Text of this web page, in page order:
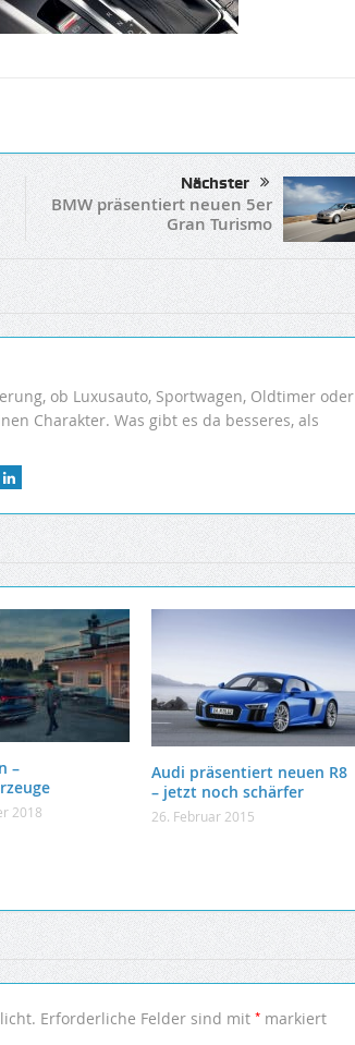
Nächster
BMW präsentiert neuen 5er
Gran Turismo
ob Luxusauto, Sportwagen, Oldtimer oder
Charakter. Was gibt es da besseres, als
–
2018
Audi präsentiert neuen R8
– jetzt noch schärfer
26. Februar 2015
Erforderliche Felder sind mit * markiert